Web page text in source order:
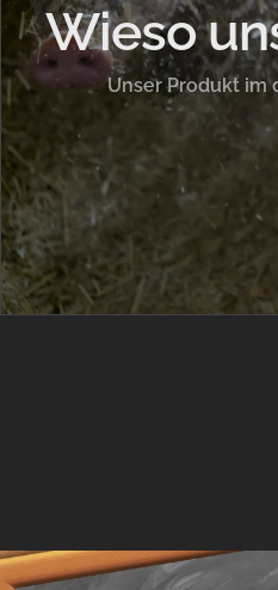
Wieso
Unser Produkt im